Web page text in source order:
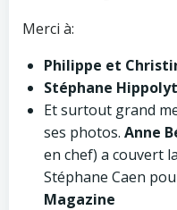
Merci à:
Philippe et
Stéphane
Et surtout grand
ses photos. Anne
en chef) a couvert
Stéphane Caen
Magazine